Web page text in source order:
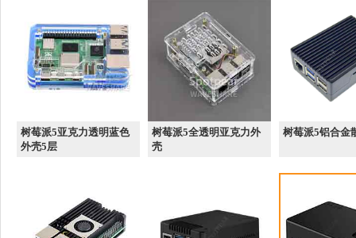
树莓派5亚克力透明蓝色
外壳5层
树莓派5全透明亚克力外
壳
树莓派5铝合金